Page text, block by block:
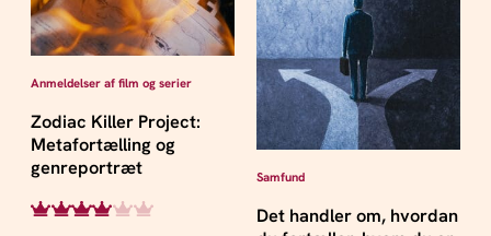
Anmeldelser af film og serier
Zodiac Killer Project:
Metafortælling og
genreportræt
Samfund
Det handler om, hvordan